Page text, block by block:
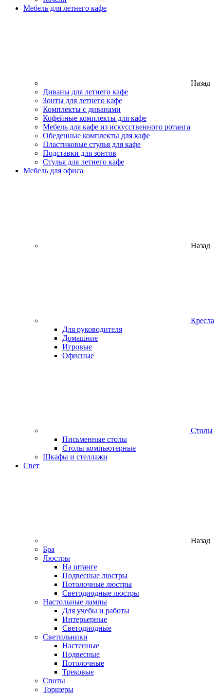
Мебель для летнего кафе
Назад
Диваны для летнего кафе
Зонты для летнего кафе
Комплекты с диванами
Кофейные комплекты для кафе
Мебель для кафе из искусственного ротанга
Обеденные комплекты для кафе
Пластиковые стулья для кафе
Подставки для зонтов
Стулья для летнего кафе
Мебель для офиса
Назад
Кресла
Для руководителя
Домашние
Игровые
Офисные
Столы
Письменные столы
Столы компьютерные
Шкафы и стеллажи
Свет
Назад
Бра
Люстры
На штанге
Подвесные люстры
Потолочные люстры
Светодиодные люстры
Настольные лампы
Для учебы и работы
Интерьерные
Светодиодные
Светильники
Настенные
Подвесные
Потолочные
Трековые
Споты
Торшеры